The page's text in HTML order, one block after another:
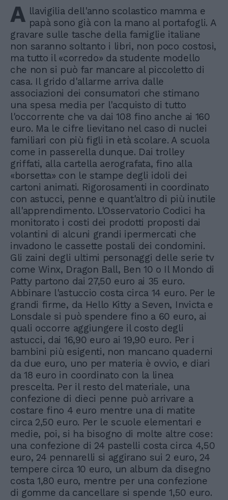
A llavigilia dell'anno scolastico mamma e
papà sono già con la mano al portafogli. A
gravare sulle tasche della famiglie italiane
non saranno soltanto i libri, non poco costosi,
ma tutto il «corredo» da studente modello
che non si può far mancare al piccoletto di
casa. Il grido d'allarme arriva dalle
associazioni dei consumatori che stimano
una spesa media per l'acquisto di tutto
l'occorrente che va dai 108 fino anche ai 160
euro. Ma le cifre lievitano nel caso di nuclei
familiari con più figli in età scolare. A scuola
come in passerella dunque. Dai trolley
griffati, alla cartella aerografata, fino alla
«borsetta» con le stampe degli idoli dei
cartoni animati. Rigorosamenti in coordinato
con astucci, penne e quant'altro di più inutile
all'apprendimento. L'Osservatorio Codici ha
monitorato i costi dei prodotti proposti dai
volantini di alcuni grandi ipermercati che
invadono le cassette postali dei condomini.
Gli zaini degli ultimi personaggi delle serie tv
come Winx, Dragon Ball, Ben 10 o Il Mondo di
Patty partono dai 27,50 euro ai 35 euro.
Abbinare l'astuccio costa circa 14 euro. Per le
grandi firme, da Hello Kitty a Seven, Invicta e
Lonsdale si può spendere fino a 60 euro, ai
quali occorre aggiungere il costo degli
astucci, dai 16,90 euro ai 19,90 euro. Per i
bambini più esigenti, non mancano quaderni
da due euro, uno per materia è ovvio, e diari
da 18 euro in coordinato con la linea
prescelta. Per il resto del materiale, una
confezione di dieci penne può arrivare a
costare fino 4 euro mentre una di matite
circa 2,50 euro. Per le scuole elementari e
medie, poi, si ha bisogno di molte altre cose:
una confezione di 24 pastelli costa circa 4,50
euro, 24 pennarelli si aggirano sui 2 euro, 24
tempere circa 10 euro, un album da disegno
costa 1,80 euro, mentre per una confezione
di gomme da cancellare si spende 1,50 euro.